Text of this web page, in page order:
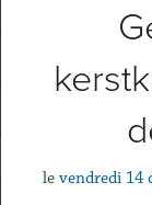
le vendredi 14